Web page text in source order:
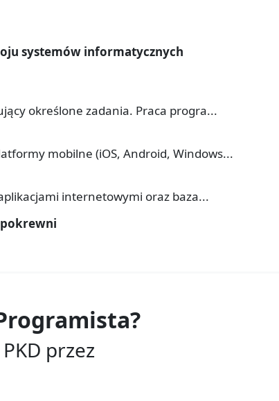
systemów informatycznych
określone zadania. Praca progra...
mobilne (iOS, Android, Windows...
internetowymi oraz baza...
przez